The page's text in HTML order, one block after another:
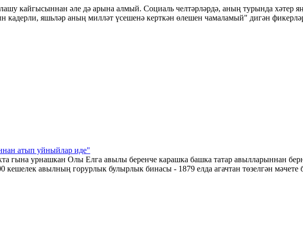
кайгысыннан әле дә арына алмый. Социаль челтәрләрдә, аның турында хәтер
яшьләр аның милләт үсешенә керткән өлешен чамаламый" дигән
атып уйныйлар иде"
гына урнашкан Олы Елга авылы беренче карашка башка татар авылларыннан
авылның горурлык булырлык бинасы - 1879 елда агачтан төзелгән мәчете